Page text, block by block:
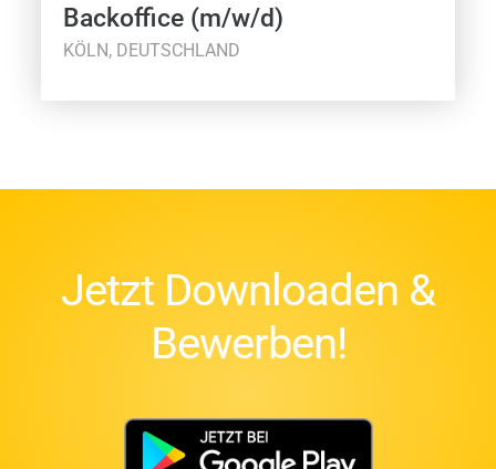
Backoffice (m/w/d)
KÖLN, DEUTSCHLAND
Jetzt Downloaden &
Bewerben!